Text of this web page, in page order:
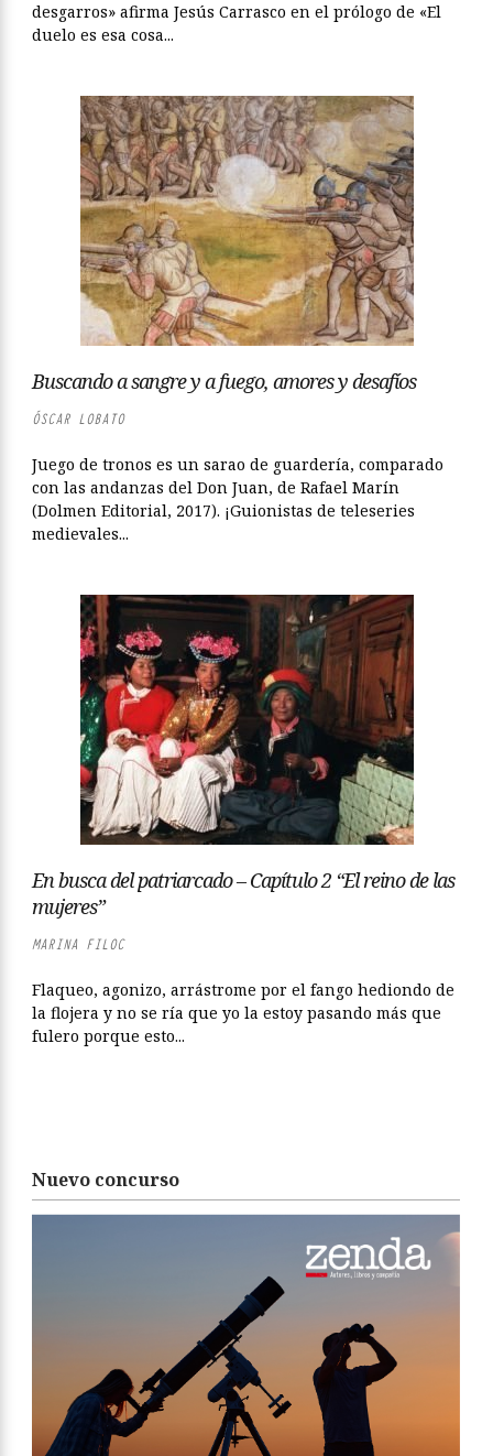
desgarros» afirma Jesús Carrasco en el prólogo de «El
duelo es esa cosa...
Buscando a sangre y a fuego, amores y desafíos
ÓSCAR LOBATO
Juego de tronos es un sarao de guardería, comparado
con las andanzas del Don Juan, de Rafael Marín
(Dolmen Editorial, 2017). ¡Guionistas de teleseries
medievales...
En busca del patriarcado – Capítulo 2 “El reino de las
mujeres”
MARINA FILOC
Flaqueo, agonizo, arrástrome por el fango hediondo de
la flojera y no se ría que yo la estoy pasando más que
fulero porque esto...
Nuevo concurso